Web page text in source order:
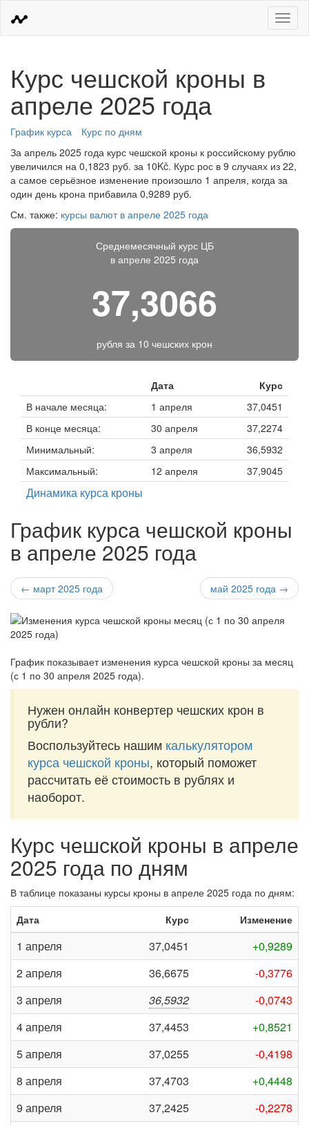
Меню
Курс чешской кроны в
апреле 2025 года
График курса
Курс по дням
За апрель 2025 года курс чешской кроны к российскому рублю
увеличился на 0,1823 руб. за 10Kč. Курс рос в 9 случаях из 22,
а самое серьёзное изменение произошло 1 апреля, когда за
один день крона прибавила 0,9289 руб.
См. также: курсы валют в апреле 2025 года
Среднемесячный курс ЦБ
в апреле 2025 года
37,3066
рубля за 10 чешских крон
Дата
Курс
В начале месяца:
1 апреля
37,0451
В конце месяца:
30 апреля
37,2274
Минимальный:
3 апреля
36,5932
Максимальный:
12 апреля 37,9045
Динамика курса кроны
График курса чешской кроны
в апреле 2025 года
← март 2025 года май 2025 года →
График показывает изменения курса чешской кроны за месяц
(с 1 по 30 апреля 2025 года).
Нужен онлайн конвертер чешских крон в
рубли?
Воспользуйтесь нашим калькулятором
курса чешской кроны, который поможет
рассчитать её стоимость в рублях и
наоборот.
Курс чешской кроны в апреле
2025 года по дням
В таблице показаны курсы кроны в апреле 2025 года по дням:
Дата
Курс Изменение
1 апреля 37,0451
+0,9289
2 апреля
36,6675
-0,3776
3 апреля
36,5932
-0,0743
4 апреля
37,4453
+0,8521
5 апреля
37,0255
-0,4198
8 апреля
37,4703
+0,4448
9 апреля
37,2425
-0,2278